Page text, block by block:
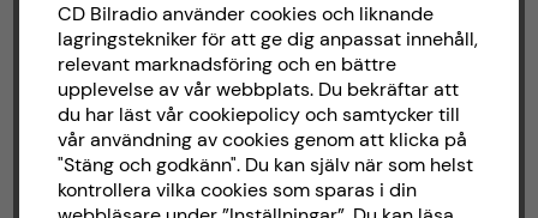
CD Bilradio använder cookies och liknande
lagringstekniker för att ge dig anpassat innehåll,
relevant marknadsföring och en bättre
upplevelse av vår webbplats. Du bekräftar att
du har läst vår cookiepolicy och samtycker till
vår användning av cookies genom att klicka på
"Stäng och godkänn". Du kan själv när som helst
kontrollera vilka cookies som sparas i din